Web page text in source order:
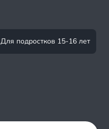
Для подростков 15-16 лет